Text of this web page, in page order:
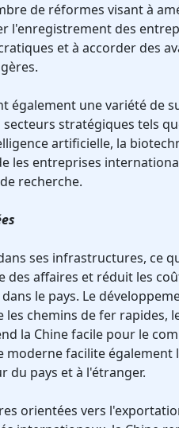
de réformes visant à
l'enregistrement des
et à accorder des
également une variété de
stratégiques tels
artificielle, la
les entreprises
recherche.
ses infrastructures, ce
des affaires et réduit les
le pays. Le
chemins de fer rapides,
la Chine facile pour le
facilite également
du pays et à l'étranger.
orientées vers